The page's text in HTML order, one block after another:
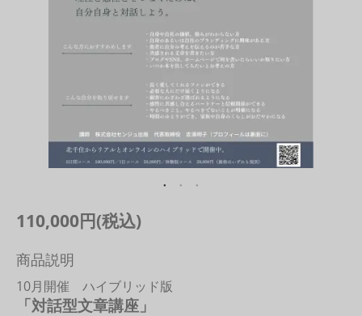
110,000円(税込)
商品説明
10月開催 ハイブリッド版
「対話型文章講座」